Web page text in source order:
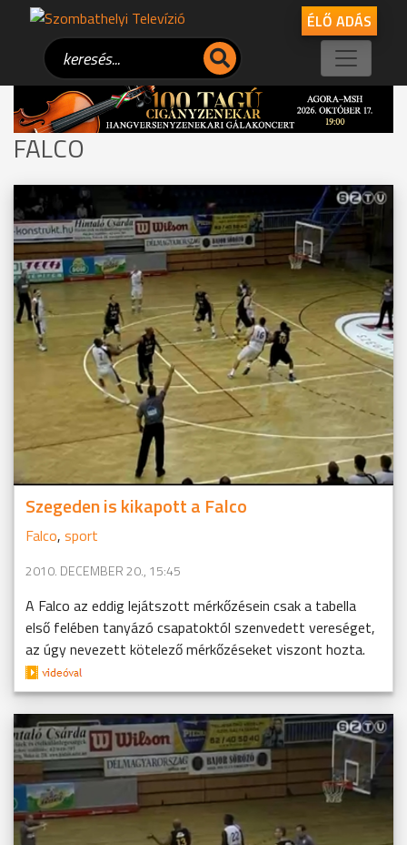
ÉLŐ ADÁS
FALCO
Szegeden is kikapott a Falco
Falco, sport
2010. DECEMBER 20., 15:45
A Falco az eddig lejátszott mérkőzésein csak a tabella
első felében tanyázó csapatoktól szenvedett vereséget,
az úgy nevezett kötelező mérkőzéseket viszont hozta.